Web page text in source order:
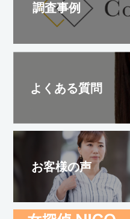
調査事例
よくある質問
お客様の声